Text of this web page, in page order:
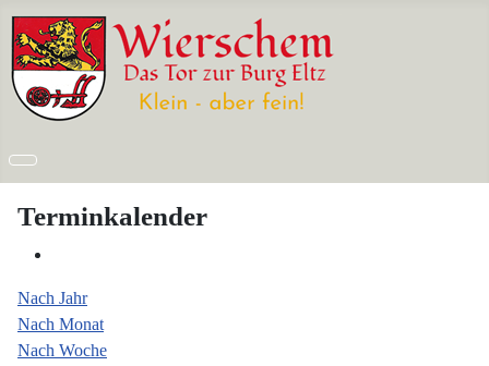
Terminkalender
Nach Jahr
Nach Monat
Nach Woche